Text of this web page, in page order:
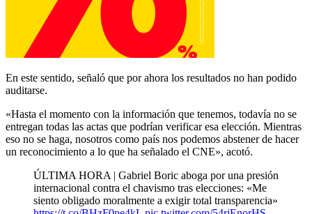
En este sentido, señaló que por ahora los resultados no han podido
auditarse.
«Hasta el momento con la información que tenemos, todavía no se
entregan todas las actas que podrían verificar esa elección. Mientras
eso no se haga, nosotros como país nos podemos abstener de hacer
un reconocimiento a lo que ha señalado el CNE», acotó.
ÚLTIMA HORA | Gabriel Boric aboga por una presión
internacional contra el chavismo tras elecciones: «Me
siento obligado moralmente a exigir total transparencia»